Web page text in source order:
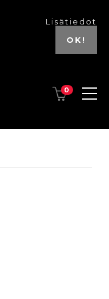
Lisätiedot
OK!
0